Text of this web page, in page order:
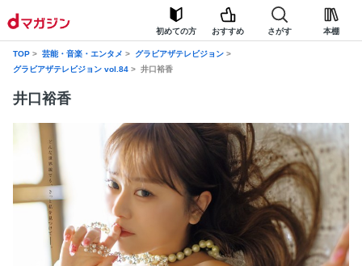
初めての方 おすすめ さがす 本棚
TOP 芸能・音楽・エンタメ
グラビアザテレビジョン
グラビアザテレビジョン vol.84
井口裕香
井口裕香